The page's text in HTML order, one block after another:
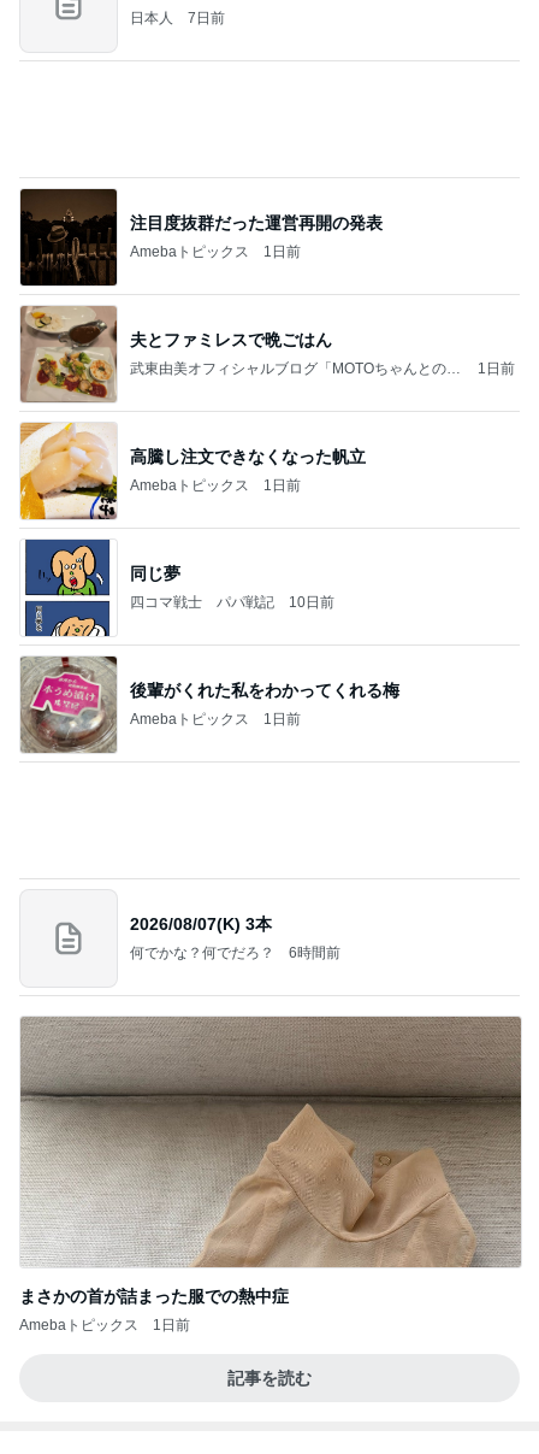
日本人 7日前
注目度抜群だった運営再開の発表
Amebaトピックス 1日前
夫とファミレスで晩ごはん
武東由美オフィシャルブログ「MOTOちゃんとのは
1日前
高騰し注文できなくなった帆立
Amebaトピックス 1日前
同じ夢
四コマ戦士 パパ戦記 10日前
後輩がくれた私をわかってくれる梅
Amebaトピックス 1日前
2026/08/07(K) 3本
何でかな？何でだろ？ 6時間前
まさかの首が詰まった服での熱中症
Amebaトピックス 1日前
記事を読む